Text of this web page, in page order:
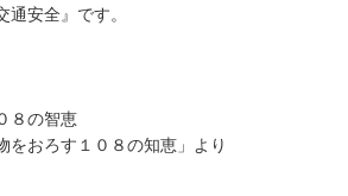
通安全』です。
８の智恵
をおろす１０８の知恵」より